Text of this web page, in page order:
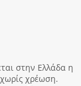
στην Ελλάδα η
χωρίς χρέωση.